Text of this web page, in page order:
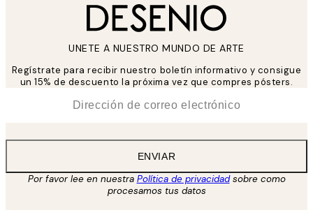
UNETE A NUESTRO MUNDO DE ARTE
Regístrate para recibir nuestro boletín informativo y consigue
un 15% de descuento la próxima vez que compres pósters.
ENVIAR
Por favor lee en nuestra Política de privacidadsobre como
procesamos tus datos